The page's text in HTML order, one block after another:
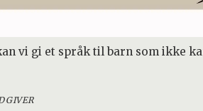
vi gi et språk til barn som ikke